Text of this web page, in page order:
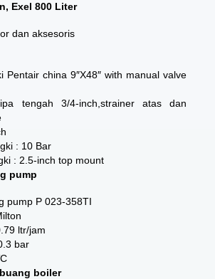
Exel 800 Liter
dan aksesoris
Pentair china 9″X48″ with manual valve
tengah 3/4-inch,strainer atas dan
: 10 Bar
: 2.5-inch top mount
pump
pump P 023-358TI
ltr/jam
bar
boiler